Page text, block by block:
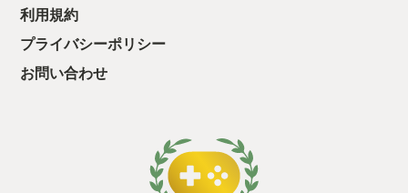
利用規約
プライバシーポリシー
お問い合わせ